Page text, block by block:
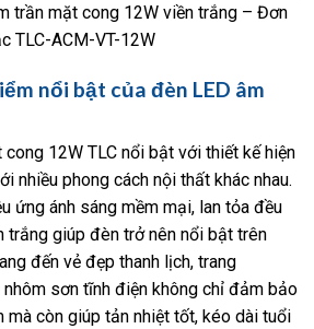
trần mặt cong 12W viền trắng – Đơn
TLC-ACM-VT-12W
nổi bật của đèn LED âm
12W TLC nổi bật với thiết kế hiện
nhiều phong cách nội thất khác nhau.
ứng ánh sáng mềm mại, lan tỏa đều
trắng giúp đèn trở nên nổi bật trên
đến vẻ đẹp thanh lịch, trang
nhôm sơn tĩnh điện không chỉ đảm bảo
mà còn giúp tản nhiệt tốt, kéo dài tuổi